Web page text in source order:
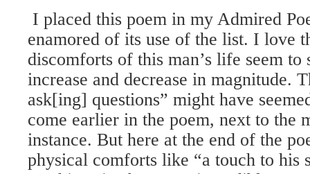
I placed this poem in my Admired
enamored of its use of the list. I love
discomforts of this man’s life seem to
increase and decrease in magnitude.
ask[ing] questions” might have
come earlier in the poem, next to the
instance. But here at the end of the
physical comforts like “a touch to his